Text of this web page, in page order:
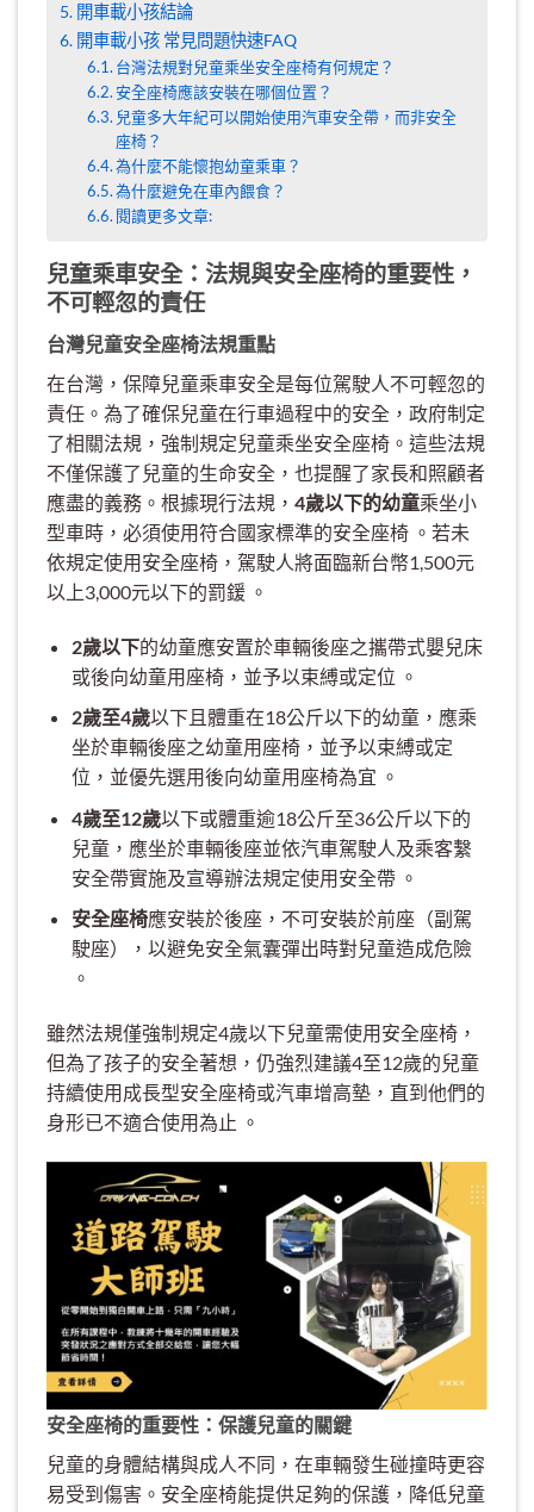
開車載小孩結論
開車載小孩 常見問題快速FAQ
台灣法規對兒童乘坐安全座椅有何規定？
安全座椅應該安裝在哪個位置？
兒童多大年紀可以開始使用汽車安全帶，而非安全
座椅？
為什麼不能懷抱幼童乘車？
為什麼避免在車內餵食？
閱讀更多文章:
兒童乘車安全：法規與安全座椅的重要性，
不可輕忽的責任
台灣兒童安全座椅法規重點
在台灣，保障兒童乘車安全是每位駕駛人不可輕忽的
責任。為了確保兒童在行車過程中的安全，政府制定
了相關法規，強制規定兒童乘坐安全座椅。這些法規
不僅保護了兒童的生命安全，也提醒了家長和照顧者
應盡的義務。根據現行法規， 4歲以下的幼童乘坐小
型車時，必須使用符合國家標準的安全座椅 。若未
依規定使用安全座椅，駕駛人將面臨新台幣1,500元
以上3,000元以下的罰鍰 。
2歲以下的幼童應安置於車輛後座之攜帶式嬰兒床
或後向幼童用座椅，並予以束縛或定位 。
2歲至4歲以下且體重在18公斤以下的幼童，應乘
坐於車輛後座之幼童用座椅，並予以束縛或定
位，並優先選用後向幼童用座椅為宜 。
4歲至12歲以下或體重逾18公斤至36公斤以下的
兒童，應坐於車輛後座並依汽車駕駛人及乘客繫
安全帶實施及宣導辦法規定使用安全帶 。
安全座椅應安裝於後座，不可安裝於前座（副駕
駛座），以避免安全氣囊彈出時對兒童造成危險
。
雖然法規僅強制規定4歲以下兒童需使用安全座椅，
但為了孩子的安全著想，仍強烈建議4至12歲的兒童
持續使用成長型安全座椅或汽車增高墊，直到他們的
身形已不適合使用為止 。
安全座椅的重要性：保護兒童的關鍵
兒童的身體結構與成人不同，在車輛發生碰撞時更容
易受到傷害。安全座椅能提供足夠的保護，降低兒童